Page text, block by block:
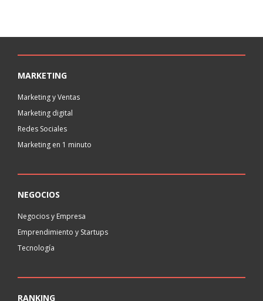
MARKETING
Marketing y Ventas
Marketing digital
Redes Sociales
Marketing en 1 minuto
NEGOCIOS
Negocios y Empresa
Emprendimiento y Startups
Tecnología
RANKING